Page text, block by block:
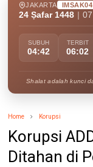
JAKARTA IMSAK
24 Ṣafar 1448
SUBUH
04:42
TERBIT
06:02
Shalat adalah kunci
Home Korupsi
Korupsi
Ditahan di